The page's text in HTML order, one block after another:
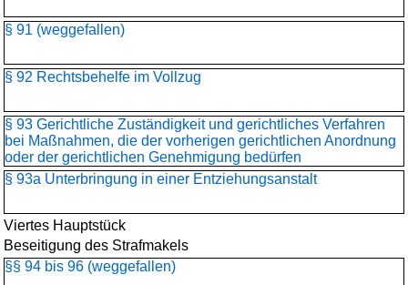
§ 91 (weggefallen)
§ 92 Rechtsbehelfe im Vollzug
§ 93 Gerichtliche Zuständigkeit und gerichtliches Verfahren
bei Maßnahmen, die der vorherigen gerichtlichen Anordnung
oder der gerichtlichen Genehmigung bedürfen
§ 93a Unterbringung in einer Entziehungsanstalt
Viertes Hauptstück
Beseitigung des Strafmakels
§§ 94 bis 96 (weggefallen)